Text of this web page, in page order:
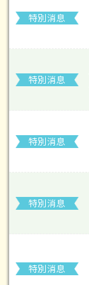
特別消息
特別消息
特別消息
特別消息
特別消息